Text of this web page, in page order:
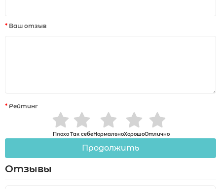
Ваш отзыв
Рейтинг
ПлохоТак себеНормальноХорошоОтлично
Продолжить
Отзывы